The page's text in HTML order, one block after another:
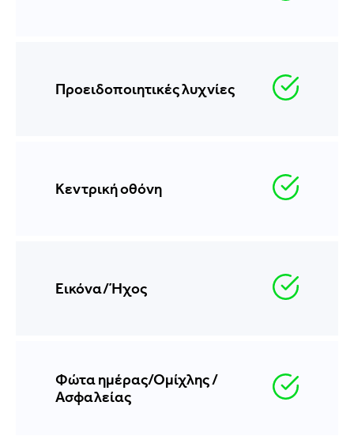
Προειδοποιητικές λυχνίες
Κεντρική οθόνη
Εικόνα/Ήχος
Φώτα ημέρας/Ομίχλης /
Ασφαλείας